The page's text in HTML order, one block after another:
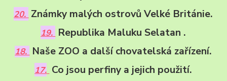
20. Známky malých ostrovů Velké Británie.
19. Republika Maluku Selatan .
18. Naše ZOO a další chovatelská zařízení.
17. Co jsou perfiny a jejich použití.